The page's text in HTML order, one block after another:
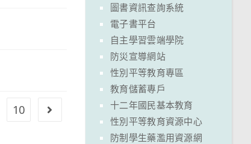
10 Go to the next page
圖書資訊查詢系統
電子書平台
自主學習雲端學院
防災宣導網站
性別平等教育專區
教育儲蓄專戶
十二年國民基本教育
性別平等教育資源中心
防制學生藥濫用資源網